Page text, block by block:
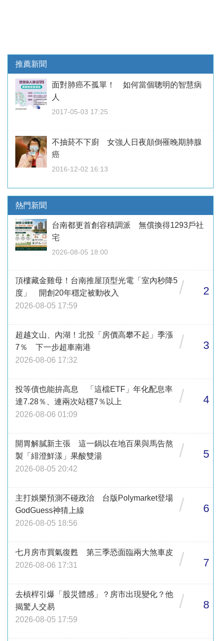
推薦新聞
面對肺癌不孤單！ 如何當個聰明的智慧病
人
2017-05-03 17:25
不抽菸不下廚 女強人日夜顛倒罹晚期肺腺
癌
2016-12-02 16:13
熱門新聞
台南都更首創容積調派 無償換得1293戶社
宅
2026-08-05 18:00
頂樓藏金雞母！台南推屋頂型光電「室內秒降5
度」 開創20年穩定被動收入
2026-08-05 17:59
/ 2
超越文山、內湖！北投「房價高攀不起」季漲
7％ 下一步超車南港
2026-08-06 17:32
/ 3
投等債也能拚高息 「這檔ETF」年化配息率
達7.28％、連兩次站穩7％以上
2026-08-06 01:09
/ 4
開胃解膩新主張 這一鍋以在地百果與馬告熬
製「緋澄鮮漾」果酸雙湯
2026-08-05 20:42
/ 5
主打娛樂預測不碰政治 台版Polymarket登場
GodGuess神猜上線
2026-08-05 18:56
/ 6
七月房市買氣復甦 第三季恐面臨兩大煞車皮
2026-08-06 17:31
/ 7
去槓桿引爆「股災體感」？房市出現變化？他
揭驚人交易
2026-08-05 17:59
/ 8